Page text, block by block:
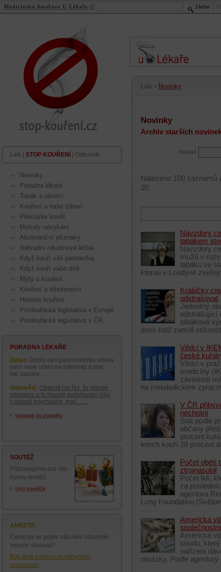
stop-kouření.cz
Laik STOP KOUŘENÍ Odborník
Novinky
Poradna lékaře
Tabák a nikotin
Kouření a naše zdraví
Přestaňte kouřit
Metody odvykání
Abstinenční příznaky
Náhradní nikotinová léčba
Když kouří váš partner/ka
Když kouří vaše dítě
Mýty o kouření
Kouření a těhotenství
Historie kouření
Protikuřácká legislativa v Evropě
Protikuřácká legislativa v ČR
PORADNA LÉKAŘE
Dotaz: Dobry den,pani doktorko videla
jsem vase video na internetu a moc
me zaujalo....
Odpověď: Obecně lze říci, že lékové
interakce a to hlavně ovlivňování léků
v oblasti psychiatrie, mají ......
vstoupit do poradny
SOUTĚŽ
Připravujeme pro vás
novou soutěž.
chci soutěžit
ANKETA
Čemu by se podle vás měli odborníci
nejvíce věnovat?
Boji proti kouření ve veřejných
prostorách
Laik › Novinky
Novinky
Archiv starších
Hledat
Nalezeno 100 záznamů
20.
Navzdory
tabákem
Navzdory
mužů v
tabáku ve
kterou v Londýně
Krabičky
odstrašovat
Jednotný
odstrašující
tabákové
dnes totiž zamítl
Vědci v
české
Vědci v
medicíny
závislosti
na metabolickém
V ČR
nechrání
Stát podle
občany
procent
letech kouří 28 procent
Počet obětí
ztrojnásobil
Počet lidí,
za
agentura
Lung Foundation
Americká
Americká
soudu,
nařízení
obrázky. Podle
Medicínská databáze U Lékaře hledat